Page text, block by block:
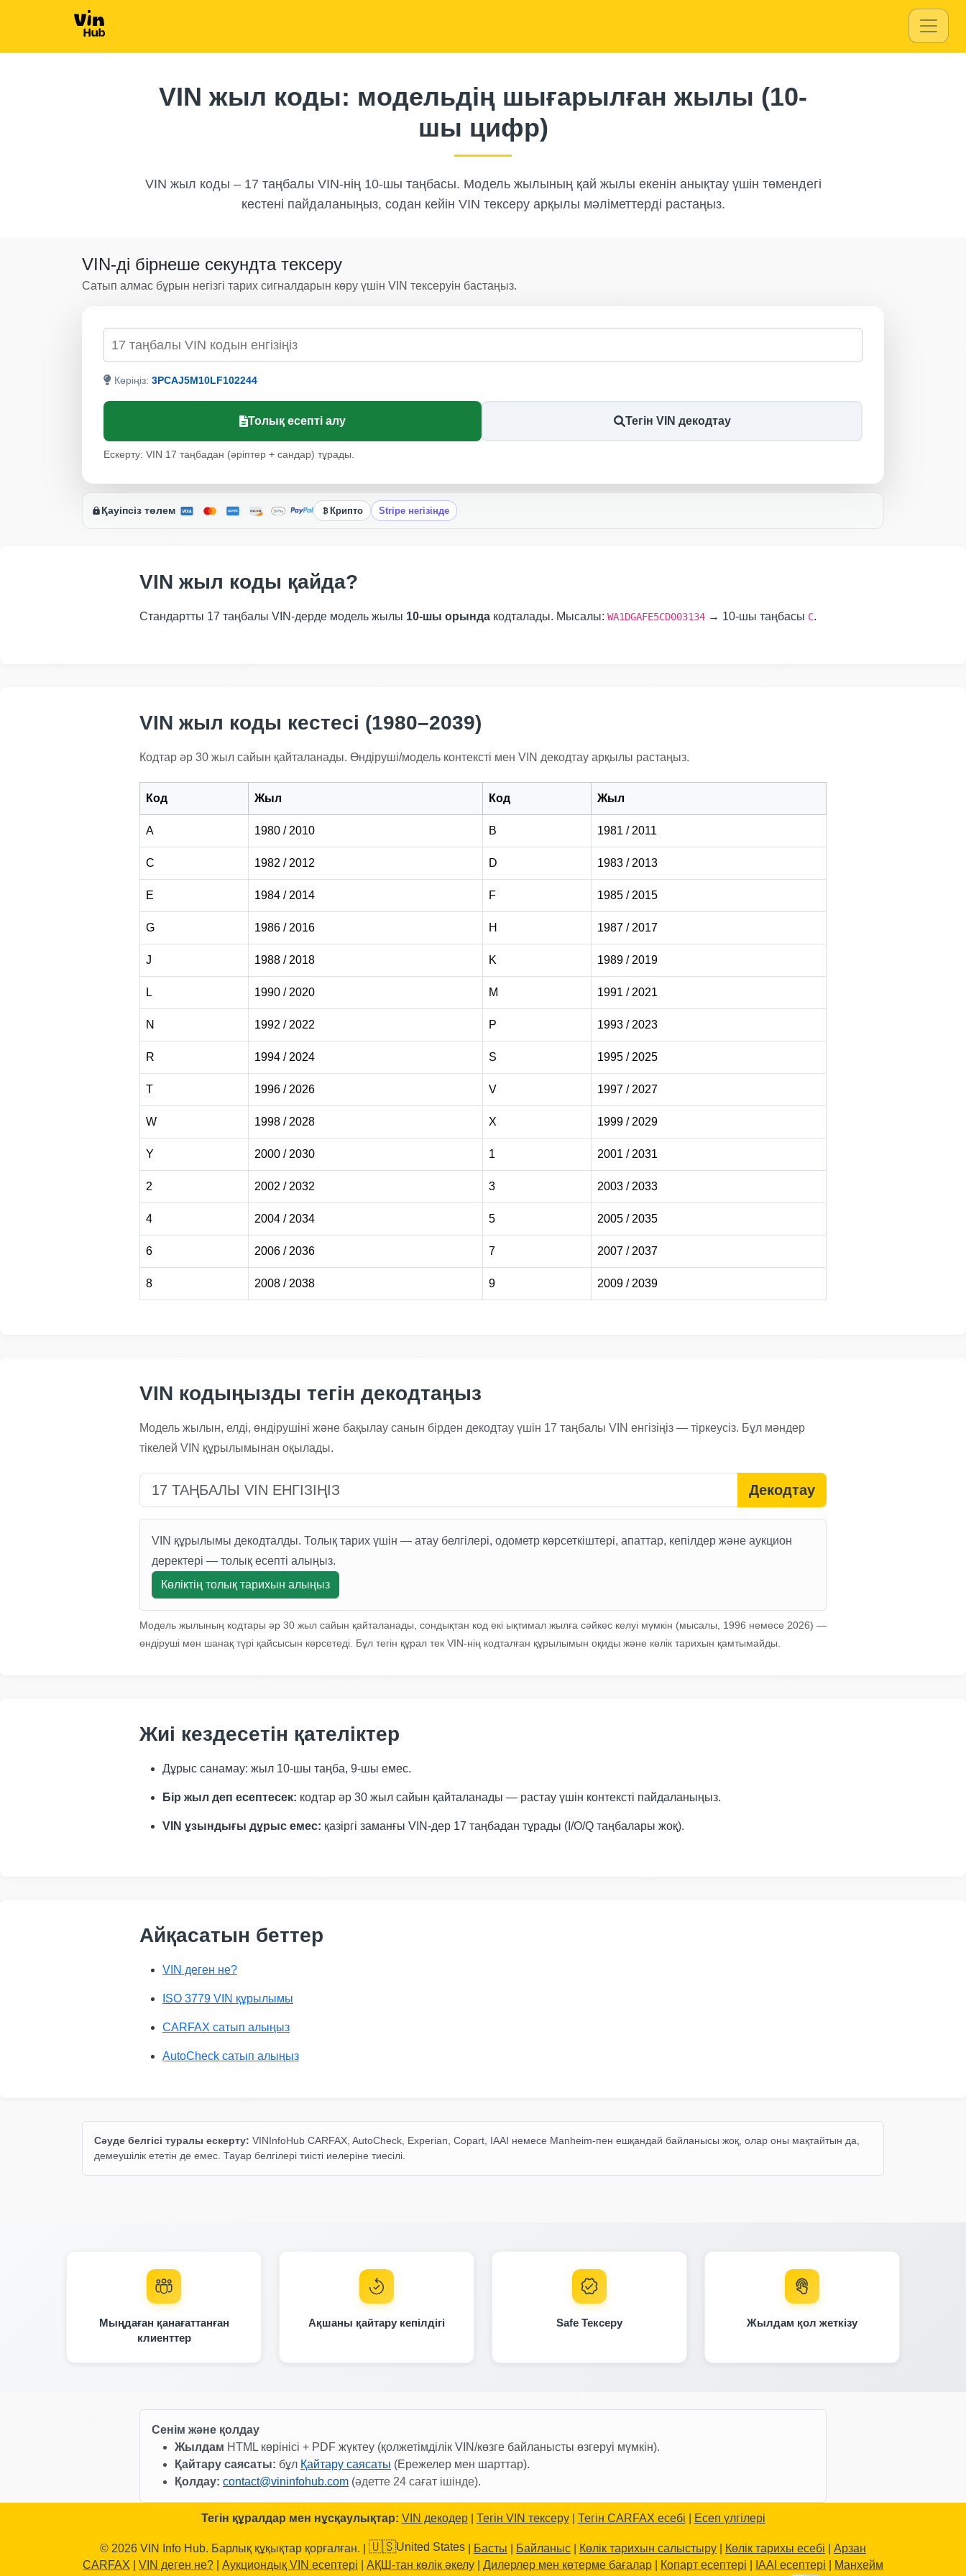
Manheim Manheim Autocheck Manheim
Copart
IAAI
Manheim Copart
Manheim
Autocheck Manheim Autocheck
Manheim
Manheim Manheim
Autocheck
Autocheck
IAAI Copart
Autocheck
Copart
Copart
Autocheck
Manheim
IAAI Autocheck
Autocheck Manheim
Copart
ManheimCopart Copart
Copart
Copart
Autocheck
Autocheck
Manheim Copart
IAAI
Manheim
Manheim
IAAI
Autocheck
IAAI
Manheim
Manheim
IAAI
Manheim IAAI
IAAI
Autocheck
Autocheck
VIN жыл коды: модельдің шығарылған жылы (10-
шы цифр)
VIN жыл коды – 17 таңбалы VIN-нің 10-шы таңбасы. Модель жылының қай жылы екенін анықтау үшін төмендегі
кестені пайдаланыңыз, содан кейін VIN тексеру арқылы мәліметтерді растаңыз.
VIN-ді бірнеше секундта тексеру
Сатып алмас бұрын негізгі тарих сигналдарын көру үшін VIN тексеруін бастаңыз.
Көріңіз: 3PCAJ5M10LF102244
Толық есепті алу Тегін VIN декодтау
Ескерту: VIN 17 таңбадан (әріптер + сандар) тұрады.
Қауіпсіз төлем Крипто Stripe негізінде
VIN жыл коды қайда?
Стандартты 17 таңбалы VIN-дерде модель жылы 10-шы орында кодталады. Мысалы: WA1DGAFE5CD003134 → 10-шы таңбасы C.
VIN жыл коды кестесі (1980–2039)
Кодтар әр 30 жыл сайын қайталанады. Өндіруші/модель контексті мен VIN декодтау арқылы растаңыз.
Код Жыл Код Жыл
A 1980 / 2010 B 1981 / 2011
C 1982 / 2012 D 1983 / 2013
E 1984 / 2014 F 1985 / 2015
G 1986 / 2016 H 1987 / 2017
J 1988 / 2018 K 1989 / 2019
L 1990 / 2020 M 1991 / 2021
N 1992 / 2022 P 1993 / 2023
R 1994 / 2024 S 1995 / 2025
T 1996 / 2026 V 1997 / 2027
W 1998 / 2028 X 1999 / 2029
Y 2000 / 2030 1 2001 / 2031
2 2002 / 2032 3 2003 / 2033
4 2004 / 2034 5 2005 / 2035
6 2006 / 2036 7 2007 / 2037
8 2008 / 2038 9 2009 / 2039
VIN кодыңызды тегін декодтаңыз
Модель жылын, елді, өндірушіні және бақылау санын бірден декодтау үшін 17 таңбалы VIN енгізіңіз — тіркеусіз. Бұл мәндер
тікелей VIN құрылымынан оқылады.
Декодтау
VIN құрылымы декодталды. Толық тарих үшін — атау белгілері, одометр көрсеткіштері, апаттар, кепілдер және аукцион
деректері — толық есепті алыңыз.
Көліктің толық тарихын алыңыз
Модель жылының кодтары әр 30 жыл сайын қайталанады, сондықтан код екі ықтимал жылға сәйкес келуі мүмкін (мысалы, 1996 немесе 2026) —
өндіруші мен шанақ түрі қайсысын көрсетеді. Бұл тегін құрал тек VIN-нің кодталған құрылымын оқиды және көлік тарихын қамтымайды.
Жиі кездесетін қателіктер
Дұрыс санамау: жыл 10-шы таңба, 9-шы емес.
Бір жыл деп есептесек: кодтар әр 30 жыл сайын қайталанады — растау үшін контексті пайдаланыңыз.
VIN ұзындығы дұрыс емес: қазіргі заманғы VIN-дер 17 таңбадан тұрады (I/O/Q таңбалары жоқ).
Айқасатын беттер
VIN деген не?
ISO 3779 VIN құрылымы
CARFAX сатып алыңыз
AutoCheck сатып алыңыз
Сәуде белгісі туралы ескерту: VINInfoHub CARFAX, AutoCheck, Experian, Copart, IAAI немесе Manheim-пен ешқандай байланысы жоқ, олар оны мақтайтын да,
демеушілік ететін де емес. Тауар белгілері тиісті иелеріне тиесілі.
Мыңдаған қанағаттанған
клиенттер
Ақшаны қайтару кепілдігі Safe Тексеру Жылдам қол жеткізу
Сенім және қолдау
Жылдам HTML көрінісі + PDF жүктеу (қолжетімділік VIN/көзге байланысты өзгеруі мүмкін).
Қайтару саясаты: бұл Қайтару саясаты (Ережелер мен шарттар).
Қолдау: contact@vininfohub.com (әдетте 24 сағат ішінде).
Тегін құралдар мен нұсқаулықтар: VIN декодер| Тегін VIN тексеру| Тегін CARFAX есебі Есеп үлгілері
© 2026 VIN Info Hub. Барлық құқықтар қорғалған. | 🇺🇸United States | Басты | Байланыс | Көлік тарихын салыстыру | Көлік тарихы есебі | Арзан
CARFAX
VIN деген не? Аукциондық VIN есептері АҚШ-тан көлік әкелу Дилерлер мен көтерме бағалар Копарт есептері IAAI есептері Манхейм